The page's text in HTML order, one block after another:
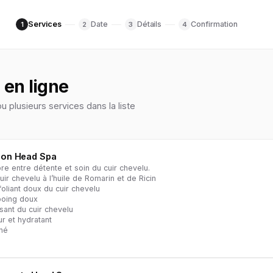
1 Services 2 Date 3 Détails 4 Confirmation
en ligne
plusieurs services dans la liste
Head Spa
entre détente et soin du cuir chevelu.
chevelu à l’huile de Romarin et de Ricin
doux du cuir chevelu
doux
du cuir chevelu
et hydratant